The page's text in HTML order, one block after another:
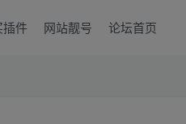
插件 网站靓号 论坛首页